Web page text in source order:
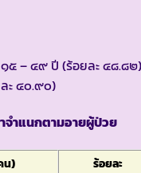
๕ – ๔๙ ปี (ร้อยละ ๔๘.๘๒)
ะ ๔๐.๙๐)
จำแนกตามอายผู้ป่วย
น)
ร้อยละ